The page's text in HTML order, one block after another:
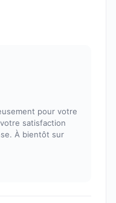
pour votre
satisfaction
À bientôt sur